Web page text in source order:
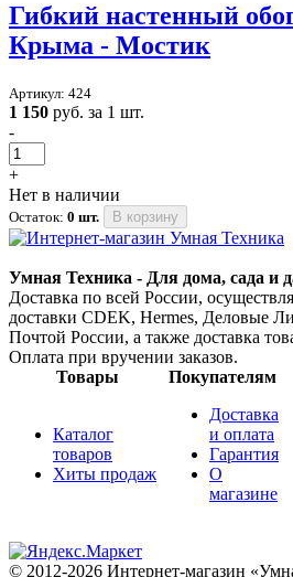
Гибкий настенный
Крыма - Мостик
Артикул: 424
1 150 руб. за 1 шт.
-
+
Нет в наличии
Остаток: 0 шт. В корзину
Умная Техника - Для дома, сада и
Доставка по всей России,
доставки CDEK, Hermes, Деловые
Почтой России, а также доставка
Оплата при вручении заказов.
Товары
Покупателям
Каталог
товаров
Хиты продаж
Доставка
и оплата
Гарантия
О
магазине
© 2012-2026 Интернет-магазин